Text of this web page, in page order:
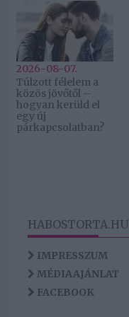
2026-08-07.
Túlzott félelem a
közös jövőtől –
hogyan kerüld el
egy új
párkapcsolatban?
HABOSTORTA.HU
IMPRESSZUM
MÉDIAAJÁNLAT
FACEBOOK